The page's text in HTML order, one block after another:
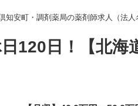
知安町・調剤薬局の薬剤師求人（法人
120日！【北海